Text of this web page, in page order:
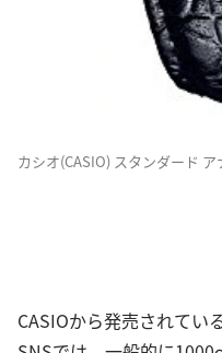
カシオ(CASIO) スタンダード
CASIOから発売されてい